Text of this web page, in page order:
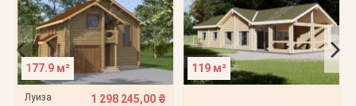
177.9 м²
Луиза 1 298 245,00 ₴
119 м²